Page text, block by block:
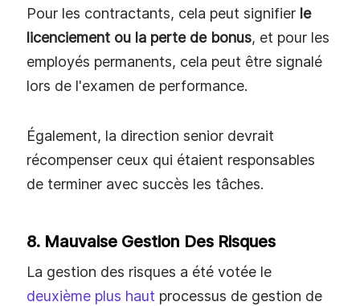
Pour les contractants, cela peut signifier le
licenciement ou la perte de bonus, et pour les
employés permanents, cela peut être signalé
lors de l'examen de performance.
Également, la direction senior devrait
récompenser ceux qui étaient responsables
de terminer avec succès les tâches.
8. Mauvaise Gestion Des Risques
La gestion des risques a été votée le
deuxième plus haut processus de gestion de